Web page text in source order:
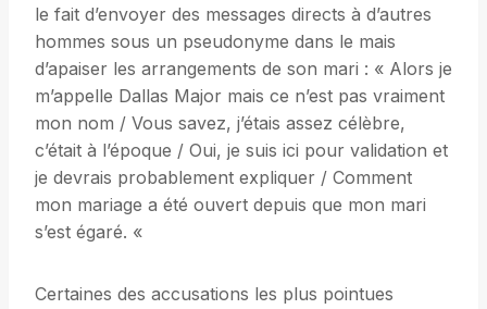
le fait d’envoyer des messages directs à d’autres
hommes sous un pseudonyme dans le mais
d’apaiser les arrangements de son mari : « Alors je
m’appelle Dallas Major mais ce n’est pas vraiment
mon nom / Vous savez, j’étais assez célèbre,
c’était à l’époque / Oui, je suis ici pour validation et
je devrais probablement expliquer / Comment
mon mariage a été ouvert depuis que mon mari
s’est égaré. «
Certaines des accusations les plus pointues